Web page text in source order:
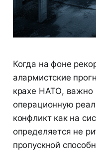
Когда на фоне
алармистские
крахе НАТО, важно
операционную
конфликт как на
определяется не
пропускной